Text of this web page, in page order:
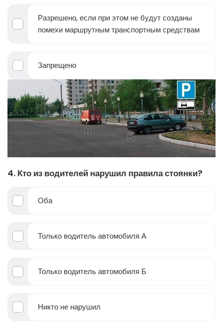
Разрешено, если при этом не будут созданы
помехи маршрутным транспортным средствам
Запрещено
4. Кто из водителей нарушил правила стоянки?
Оба
Только водитель автомобиля А
Только водитель автомобиля Б
Никто не нарушил